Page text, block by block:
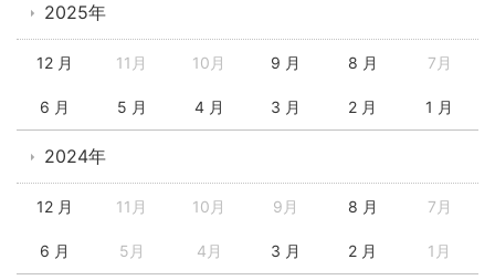
2025年
12 月 11月 10月 9 月 8 月 7月
6 月 5 月 4 月 3 月 2 月 1 月
2024年
12 月 11月 10月 9月 8 月 7月
6 月 5月 4月 3 月 2 月 1月